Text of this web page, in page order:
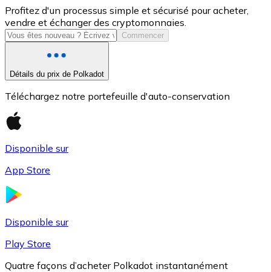
USD Coin
USDC
Profitez d'un processus simple et sécurisé pour acheter,
vendre et échanger des cryptomonnaies.
Commencer
Détails du prix de Polkadot
Téléchargez notre portefeuille d'auto-conservation
Disponible sur
App Store
Disponible sur
Play Store
Quatre façons d’acheter Polkadot instantanément